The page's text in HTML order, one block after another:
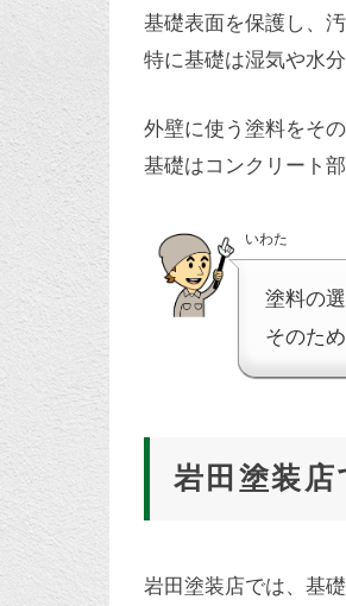
基礎表面を保護し、
特に基礎は湿気や水
外壁に使う塗料をそ
基礎はコンクリート
いわた
塗料の
そのた
岩田塗装
岩田塗装店では、基